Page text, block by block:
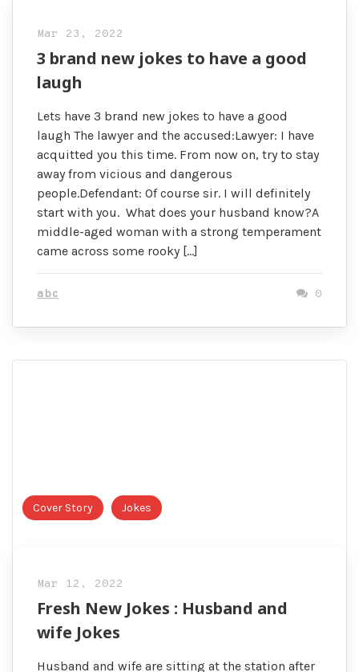
Mar 23, 2022
3 brand new jokes to have a good
laugh
Lets have 3 brand new jokes to have a good
laugh The lawyer and the accused:Lawyer: I have
acquitted you this time. From now on, try to stay
away from vicious and dangerous
people.Defendant: Of course sir. I will definitely
start with you. What does your husband know?A
middle-aged woman with a strong temperament
came across some rooky […]
abc 0
Cover Story Jokes
Mar 12, 2022
Fresh New Jokes : Husband and
wife Jokes
Husband and wife are sitting at the station after